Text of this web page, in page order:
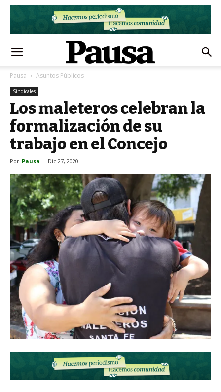
Pausa Asuntos Públicos
Sindicales
Los maleteros celebran la
formalización de su
trabajo en el Concejo
Por Pausa - Dic 27, 2020